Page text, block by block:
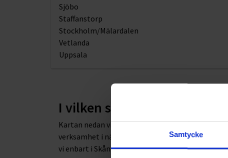
Samtycke
Sjöbo
Staffanstorp
Stockholm/Mälardalen
Vetlanda
Uppsala
I vilken stad kan vi hjälpa dig?
Kartan nedan visar några av våra
verksamhet i nästan hela Sverige - från Skåne i
vi enbart i Skåne, medan andra sträcker sig